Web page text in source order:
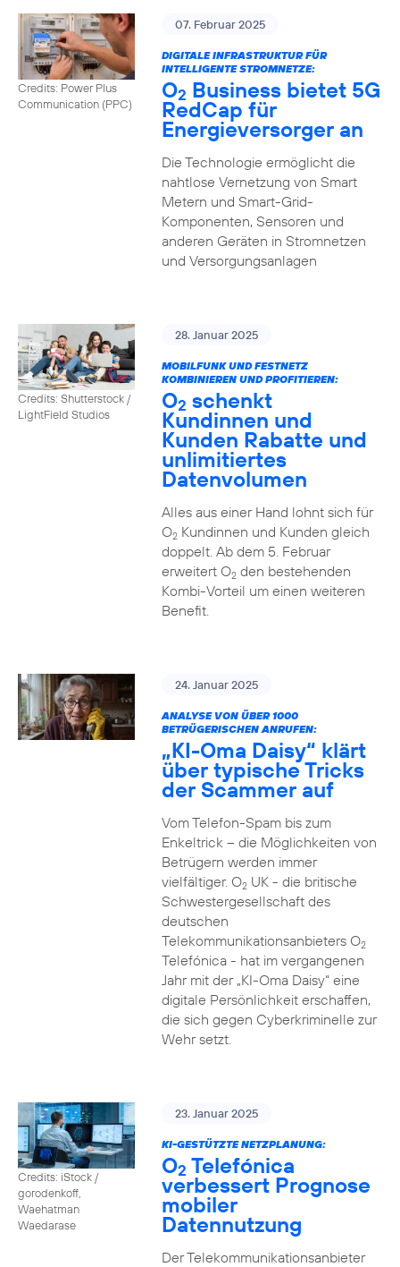
Credits: Power Plus
Communication (PPC)
07. Februar 2025
DIGITALE INFRASTRUKTUR FÜR
INTELLIGENTE STROMNETZE:
O2 Business bietet 5G
RedCap für
Energieversorger an
Die Technologie ermöglicht die
nahtlose Vernetzung von Smart
Metern und Smart-Grid-
Komponenten, Sensoren und
anderen Geräten in Stromnetzen
und Versorgungsanlagen
Credits: Shutterstock /
LightField Studios
28. Januar 2025
MOBILFUNK UND FESTNETZ
KOMBINIEREN UND PROFITIEREN:
O2 schenkt
Kundinnen und
Kunden Rabatte und
unlimitiertes
Datenvolumen
Alles aus einer Hand lohnt sich für
O2Kundinnen und Kunden gleich
doppelt. Ab dem 5. Februar
erweitert O2den bestehenden
Kombi-Vorteil um einen weiteren
Benefit.
24. Januar 2025
ANALYSE VON ÜBER 1000
BETRÜGERISCHEN ANRUFEN:
„KI-Oma Daisy“ klärt
über typische Tricks
der Scammer auf
Vom Telefon-Spam bis zum
Enkeltrick – die Möglichkeiten von
Betrügern werden immer
vielfältiger. O2UK - die britische
Schwestergesellschaft des
deutschen
Telekommunikationsanbieters O2
Telefónica - hat im vergangenen
Jahr mit der „KI-Oma Daisy“ eine
digitale Persönlichkeit erschaffen,
die sich gegen Cyberkriminelle zur
Wehr setzt.
Credits: iStock /
gorodenkoff,
Waehatman
Waedarase
23. Januar 2025
KI-GESTÜTZTE NETZPLANUNG:
O2 Telefónica
verbessert Prognose
mobiler
Datennutzung
Der Telekommunikationsanbieter